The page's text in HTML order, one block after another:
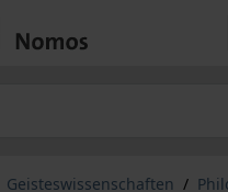
Geisteswissenschaften /